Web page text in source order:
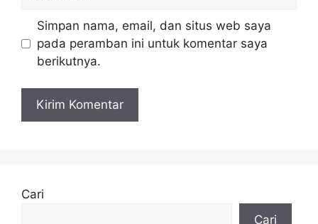
Simpan nama, email, dan situs web saya
pada peramban ini untuk komentar saya
berikutnya.
Cari
Cari